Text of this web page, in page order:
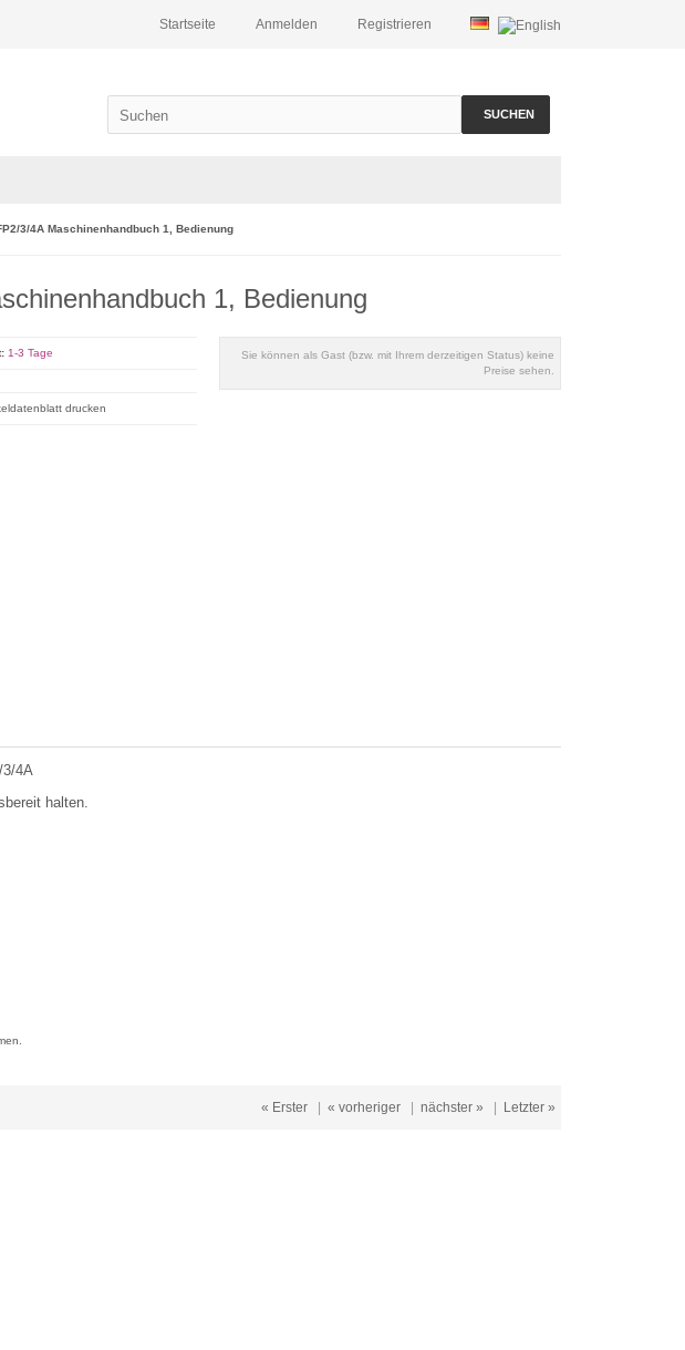
Registrieren
Anmelden
Startseite
SUCHEN
3/4A Maschinenhandbuch 1, Bedienung
1, Bedienung
Sie können als Gast (bzw. mit Ihrem derzeitigen Status) keine
Preise sehen.
1-3 Tage
drucken
3/4A
halten.
« Erster « vorheriger nächster » Letzter »